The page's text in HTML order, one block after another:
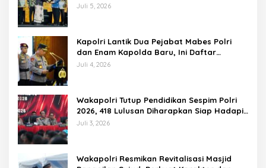
Kemenhaj dan Umrah
Juli 5, 2026
Kapolri Lantik Dua Pejabat Mabes Polri
dan Enam Kapolda Baru, Ini Daftar
Lengkapnya
Juli 4, 2026
Wakapolri Tutup Pendidikan Sespim Polri
2026, 418 Lulusan Diharapkan Siap Hadapi
Tantangan Era Digital
Juli 3, 2026
Wakapolri Resmikan Revitalisasi Masjid